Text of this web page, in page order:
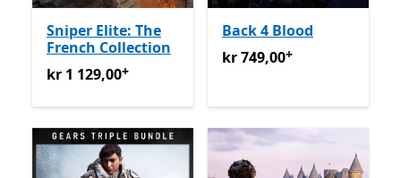
Sniper Elite: The
French Collection
kr 1 129,00Tilbyr kjøp i appen
kr 1 129,00+
Back 4 Blood
kr 749,00Tilbyr kjøp i
kr 749,00+